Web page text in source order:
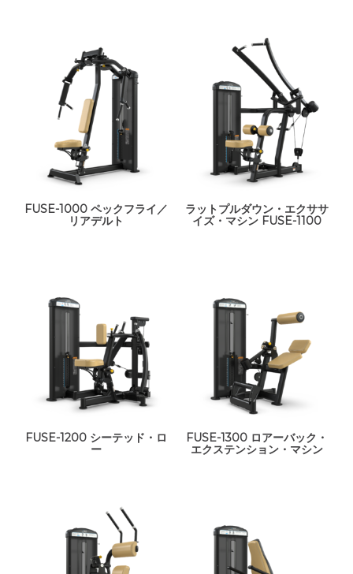
FUSE-1000 ペックフライ／
リアデルト
ラットプルダウン・エクササ
イズ・マシン FUSE-1100
FUSE-1200 シーテッド・ロ
ー
FUSE-1300 ロアーバック・
エクステンション・マシン